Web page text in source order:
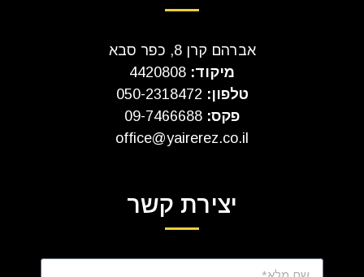
אברהם קרן 8, כפר סבא
מיקוד:
טלפון:
פקס: 09-7466688
office@yairerez.co.il
יצירת קשר